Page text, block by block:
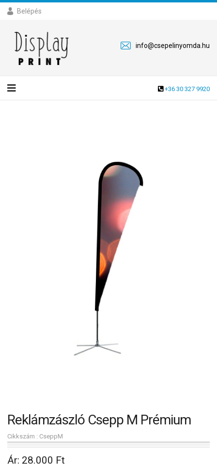
Belépés
info@csepelinyomda.hu
+36 30 327 9920
Reklámzászló Csepp M Prémium
Cikkszám : CseppM
Ár: 28.000 Ft